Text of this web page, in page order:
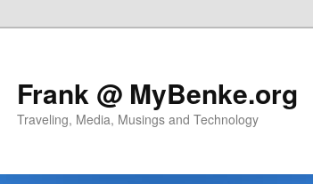
Frank @ MyBenke.org
Traveling, Media, Musings and Technology